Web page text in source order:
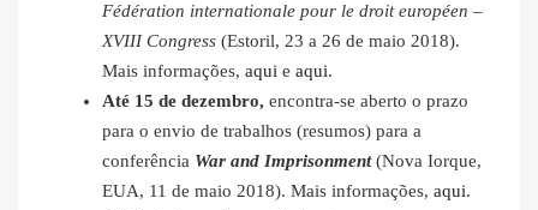
Fédération internationale pour le droit européen –
XVIII Congress (Estoril, 23 a 26 de maio 2018).
Mais informações, aqui e aqui.
Até 15 de dezembro, encontra-se aberto o prazo
para o envio de trabalhos (resumos) para a
conferência War and Imprisonment(Nova Iorque,
EUA, 11 de maio 2018). Mais informações, aqui.